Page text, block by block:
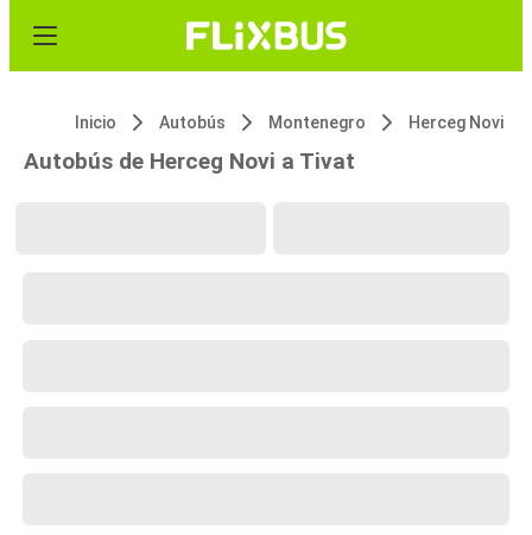
Inicio Autobús Montenegro Herceg Novi
Autobús de Herceg Novi a Tivat